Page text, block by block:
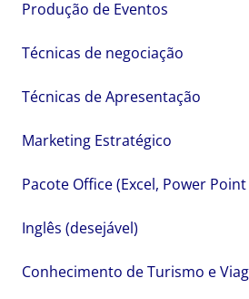
Produção de Eventos
Técnicas de negociação
Técnicas de Apresentação
Marketing Estratégico
Pacote Office (Excel, Power
Inglês (desejável)
Conhecimento de Turismo e